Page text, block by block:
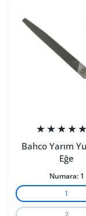
Bahco Yarım
Eğe
Numara: 1
1